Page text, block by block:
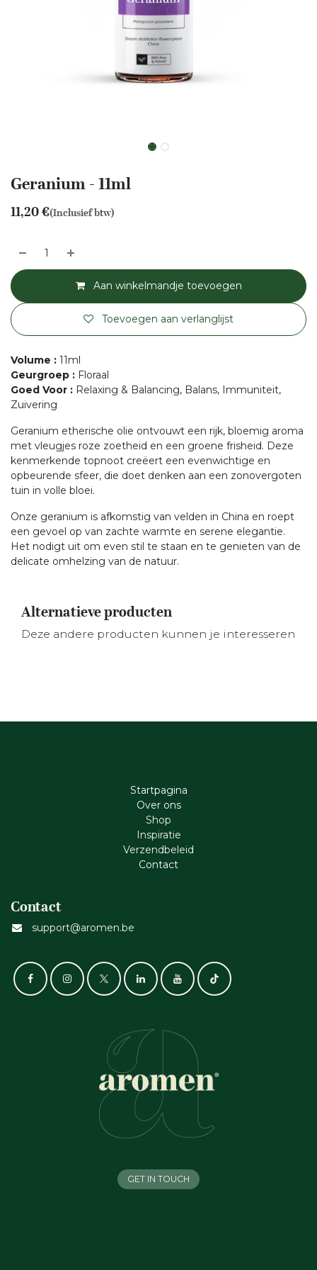
Geranium - 11ml
11,20€(Inclusief btw)
Aan winkelmandje toevoegen
Toevoegen aan verlanglijst
Volume : 11ml
Geurgroep : Floraal
Goed Voor : Relaxing & Balancing, Balans, Immuniteit,
Zuivering
Geranium etherische olie ontvouwt een rijk, bloemig aroma
met vleugjes roze zoetheid en een groene frisheid. Deze
kenmerkende topnoot creëert een evenwichtige en
opbeurende sfeer, die doet denken aan een zonovergoten
tuin in volle bloei.
Onze geranium is afkomstig van velden in China en roept
een gevoel op van zachte warmte en serene elegantie.
Het nodigt uit om even stil te staan en te genieten van de
delicate omhelzing van de natuur.
Alternatieve producten
Deze andere producten kunnen je interesseren
Startpagina
Ove​r​ ons
Shop
Inspiratie
Verzendbeleid
Cont​act
Contact
support@aromen.be
GET IN TOUCH